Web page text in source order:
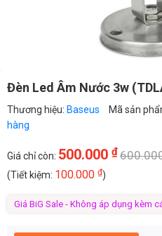
Đèn Led Âm Nước 3w
Thương hiệu: Baseus Mã sản
hàng
Giá chỉ còn: 500.000 ₫
(Tiết kiệm: 100.000 ₫)
Giá BiG Sale - Không áp dụng kèm